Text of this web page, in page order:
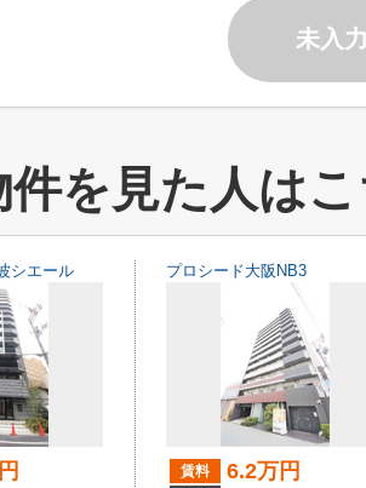
未入
件を見た人は
シエール プロシード大阪NB3
賃料 6.2万円